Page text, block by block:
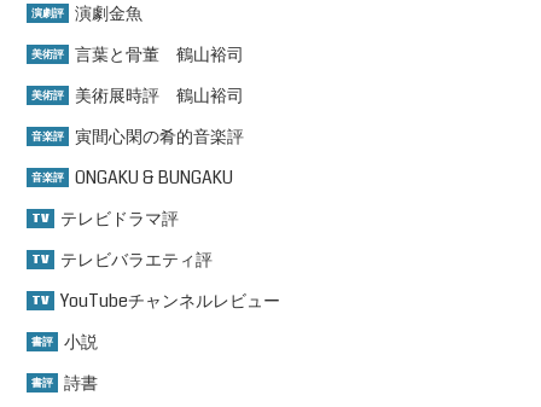
演劇評 演劇金魚
美術評 言葉と骨董 鶴山裕司
美術評 美術展時評 鶴山裕司
音楽評 寅間心閑の肴的音楽評
音楽評 ONGAKU & BUNGAKU
TV テレビドラマ評
TV テレビバラエティ評
TV YouTubeチャンネルレビュー
書評 小説
書評 詩書